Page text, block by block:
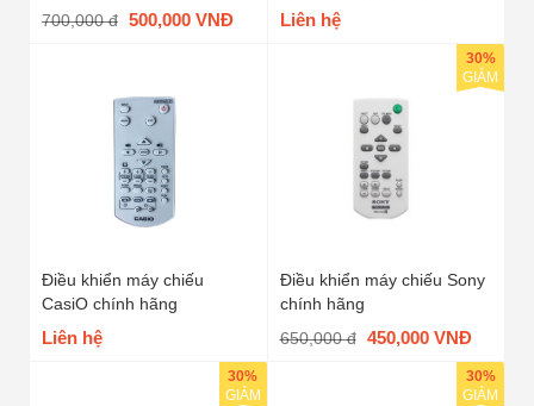
700,000 đ 500,000 VNĐ Liên hệ
Điều khiển máy chiếu
CasiO chính hãng
Liên hệ
Điều khiển máy chiếu Sony
chính hãng
650,000 đ 450,000 VNĐ
30%
GIẢM
30%
GIẢM
30%
GIẢM